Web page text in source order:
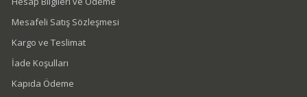
Mesafeli Satış Sözleşmesi
Kargo ve Teslimat
İade Koşulları
Kapıda Ödeme